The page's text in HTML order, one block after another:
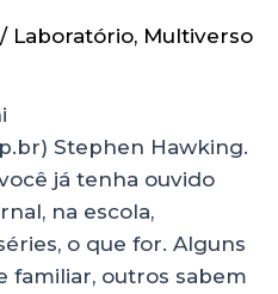
/ Laboratório, Multiverso
Stephen Hawking.
já tenha ouvido
na escola,
o que for. Alguns
familiar, outros sabem